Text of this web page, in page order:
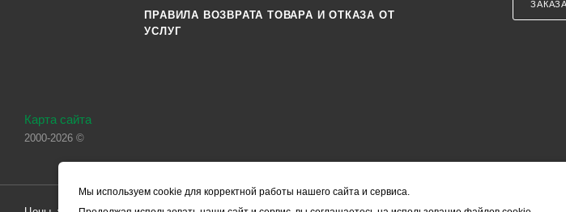
ПРАВИЛА ВОЗВРАТА ТОВАРА И ОТКАЗА ОТ
УСЛУГ
Карта сайта
2000-2026 ©
Мы используем cookie для корректной работы нашего сайта и сервиса.